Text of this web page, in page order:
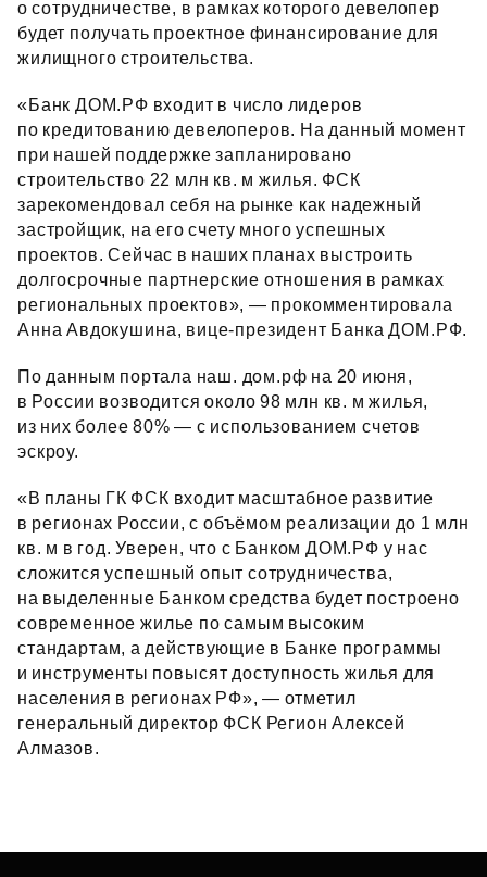
о сотрудничестве, в рамках которого девелопер
будет получать проектное финансирование для
жилищного строительства.
«Банк ДОМ.РФ входит в число лидеров
по кредитованию девелоперов. На данный момент
при нашей поддержке запланировано
строительство 22 млн кв. м жилья. ФСК
зарекомендовал себя на рынке как надежный
застройщик, на его счету много успешных
проектов. Сейчас в наших планах выстроить
долгосрочные партнерские отношения в рамках
региональных проектов», — прокомментировала
Анна Авдокушина, вице‑президент Банка ДОМ.РФ.
По данным портала наш. дом.рф на 20 июня,
в России возводится около 98 млн кв. м жилья,
из них более 80% — с использованием счетов
эскроу.
«В планы ГК ФСК входит масштабное развитие
в регионах России, с объёмом реализации до 1 млн
кв. м в год. Уверен, что с Банком ДОМ.РФ у нас
сложится успешный опыт сотрудничества,
на выделенные Банком средства будет построено
современное жилье по самым высоким
стандартам, а действующие в Банке программы
и инструменты повысят доступность жилья для
населения в регионах РФ», — отметил
генеральный директор ФСК Регион Алексей
Алмазов.